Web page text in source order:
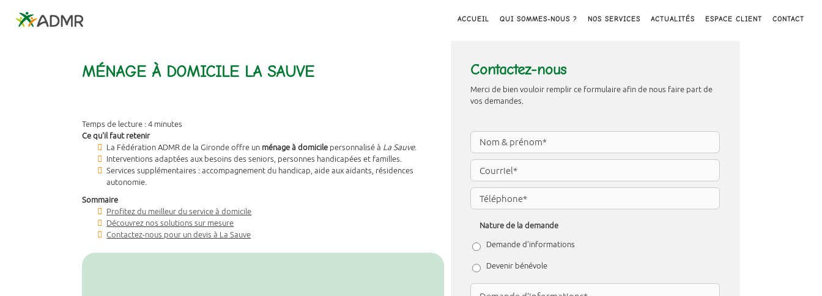
la
Gironde
ACCUEIL QUI SOMMES-NOUS ? NOS SERVICES ACTUALITÉS ESPACE CLIENT CONTACT
MÉNAGE À DOMICILE LA SAUVE
Temps de lecture : 4 minutes
Ce qu'il faut retenir
La Fédération ADMR de la Gironde offre un ménage à domicile personnalisé à La Sauve.
Interventions adaptées aux besoins des seniors, personnes handicapées et familles.
Services supplémentaires : accompagnement du handicap, aide aux aidants, résidences
autonomie.
Sommaire
Profitez du meilleur du service à domicile
Découvrez nos solutions sur mesure
Contactez-nous pour un devis à La Sauve
Contactez-nous
Merci de bien vouloir remplir ce formulaire afin de nous faire part de
vos demandes.
Nature de la demande
Demande d’informations
Devenir bénévole